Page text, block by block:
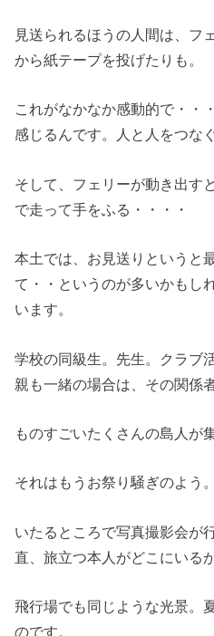
見送られるほうの人間は、フ
から紙テープを投げたりも。
これがなかなか感動的で・・
感じるんです。人と人をつな
そして、フェリーが動き出す
で走って手をふる・・・・
本土では、お見送りというと
て・・というのが多いかもし
います。
学校の同級生。先生。クラブ
親も一緒の場合は、その関係者
ものすごいたくさんの島人が
それはもうお祭り騒ぎのよう。
いたるところで写真撮影会が
直、旅立つ本人がどこにいる
飛行場でも同じような光景。
のです。